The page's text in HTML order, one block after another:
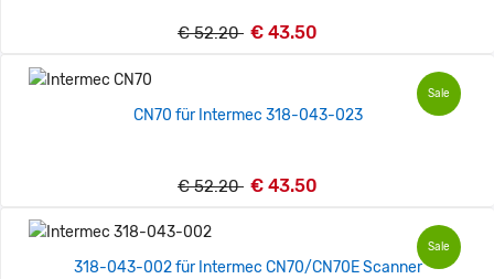
€ 52.20 € 43.50
Sale
CN70 für Intermec 318-043-023
€ 52.20 € 43.50
Sale
318-043-002 für Intermec CN70/CN70E Scanner